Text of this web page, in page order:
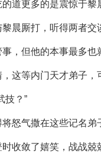
道更多的是震惊于黎
晨厮打，听得两者交
，但他的本事最多
这等内门天才弟子，
技？”
怒气撒在这些记名弟
收敛了嬉笑，战战兢